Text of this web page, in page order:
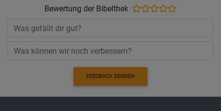
Bewertung der Bibelthek
FEEDBACK SENDEN